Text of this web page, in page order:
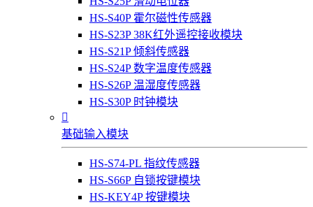
HS-S40P 霍尔磁性传感器
HS-S23P 38K红外遥控接收模块
HS-S21P 倾斜传感器
HS-S24P 数字温度传感器
HS-S26P 温湿度传感器
HS-S30P 时钟模块

基础输入模块
HS-S74-PL 指纹传感器
HS-S66P 自锁按键模块
HS-KEY4P 按键模块